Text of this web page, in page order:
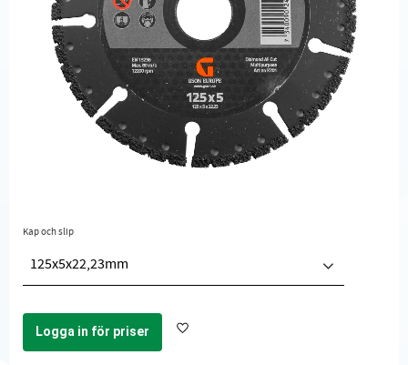
Kap och slip
125x5x22,23mm
Logga in för priser Lägg till i favoriter